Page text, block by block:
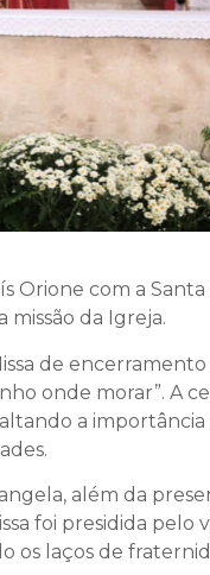
Orione com a
da Igreja.
de encerramento
onde morar”. A
a
além da
foi presidida pelo
os laços de